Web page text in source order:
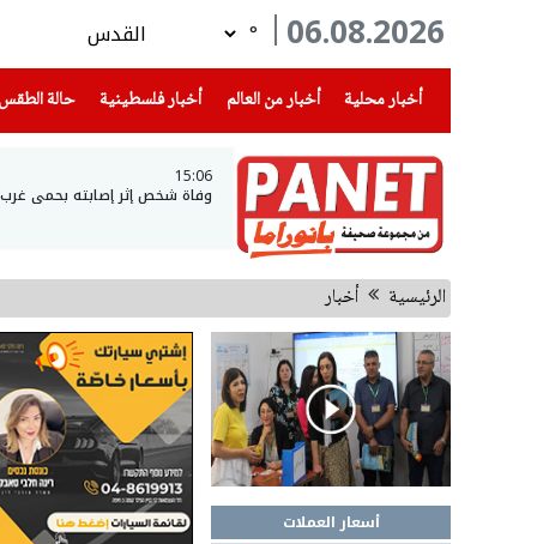
06.08.2026
°
أخبار محلية
(current) أخبار من العالم أخبار فلسطينية(current) حالة الطقس
15:06
وفاة شخص إثر إصابته بحمى غرب
الرئيسية أخبار
أسعار العملات